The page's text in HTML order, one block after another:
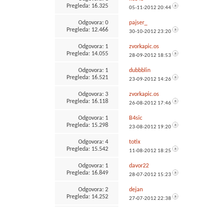
Pregleda: 16.325
05-11-2012 20:44
Odgovora: 0
Pregleda: 12.466
pajser_
30-10-2012 23:20
Odgovora: 1
Pregleda: 14.055
zvorkapic.os
28-09-2012 18:53
Odgovora: 1
Pregleda: 16.521
dubbblin
23-09-2012 14:26
Odgovora: 3
Pregleda: 16.118
zvorkapic.os
26-08-2012 17:46
Odgovora: 1
Pregleda: 15.298
B4sic
23-08-2012 19:20
Odgovora: 4
Pregleda: 15.542
totix
11-08-2012 18:25
Odgovora: 1
Pregleda: 16.849
davor22
28-07-2012 15:23
Odgovora: 2
Pregleda: 14.252
dejan
27-07-2012 22:38